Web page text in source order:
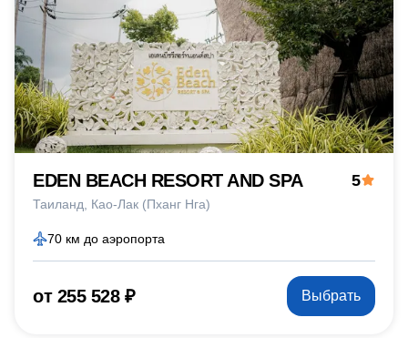
EDEN BEACH RESORT AND SPA
Таиланд Као-Лак (Пханг Нга)
5
70 км до аэропорта
от 255 528 ₽ Выбрать